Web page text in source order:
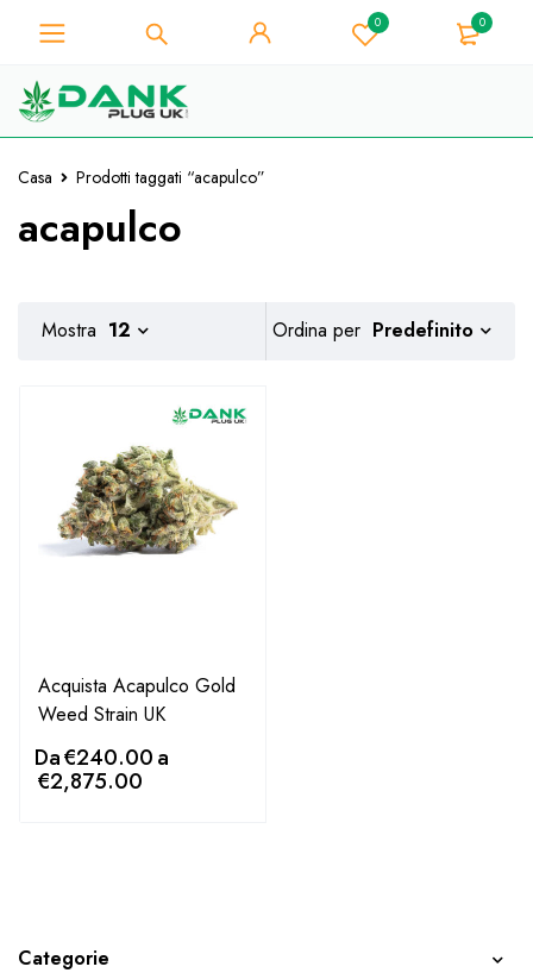
0 0
Casa Prodotti taggati “acapulco”
acapulco
Categorie
Ordina per Predefinito
Mostra 12
Acquista Acapulco Gold
Weed Strain UK
Da€240.00a
€2,875.00
Per gli amanti dell'erba - Ottieni uno
sconto immediato su ogni acquisto di
10% - Codice Coupon "WELCOME10"
Preso!